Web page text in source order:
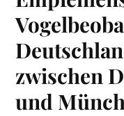
zwischen
und